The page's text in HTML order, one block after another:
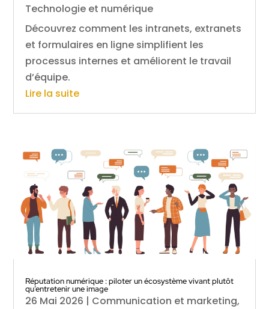
Technologie et numérique
Découvrez comment les intranets, extranets
et formulaires en ligne simplifient les
processus internes et améliorent le travail
d’équipe.
Lire la suite
Réputation numérique : piloter un écosystème vivant plutôt
qu’entretenir une image
26 Mai 2026 | Communication et marketing,